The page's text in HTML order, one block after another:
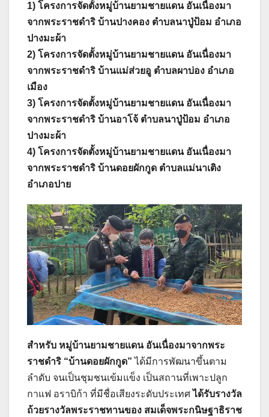
1) โครงการจัดตั้งหมู่บ้านยามชายแดน อันเนื่องมา
จากพระราชดำริ บ้านปางคอง ตำบลนาปู่ป้อม อำเภอ
ปางมะผ้า
2) โครงการจัดตั้งหมู่บ้านยามชายแดน อันเนื่องมา
จากพระราชดำริ บ้านแม่ส่วยอู ตำบลผาบ่อง อำเภอ
เมือง
3) โครงการจัดตั้งหมู่บ้านยามชายแดน อันเนื่องมา
จากพระราชดำริ บ้านอาโจ้ ตำบลนาปู่ป้อม อำเภอ
ปางมะผ้า
4) โครงการจัดตั้งหมู่บ้านยามชายแดน อันเนื่องมา
จากพระราชดำริ บ้านดอยผักกูด ตำบลแม่นาเติง
อำเภอปาย
สำหรับ หมู่บ้านยามชายแดน อันเนื่องมาจากพระ
ราชดำริ “บ้านดอยผักกูด” ได้มีการพัฒนาขึ้นตาม
ลำดับ จนเป็นชุมชนเข้มแข็ง เป็นสถานที่เพาะปลูก
กาแฟ อราบิก้า ที่มีชื่อเสียงระดับประเทศ ได้รับรางวัล
ถ้วยรางวัลพระราชทานของ สมเด็จพระกนิษฐาธิราช